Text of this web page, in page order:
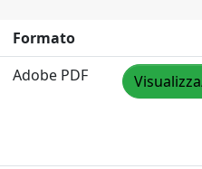
Formato
Adobe PDF